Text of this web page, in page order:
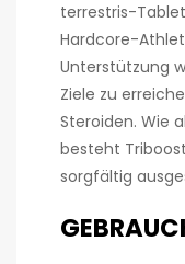
terrestris-
Hardcore-
Unterstützung
Ziele zu
Steroiden. Wie
besteht
sorgfältig